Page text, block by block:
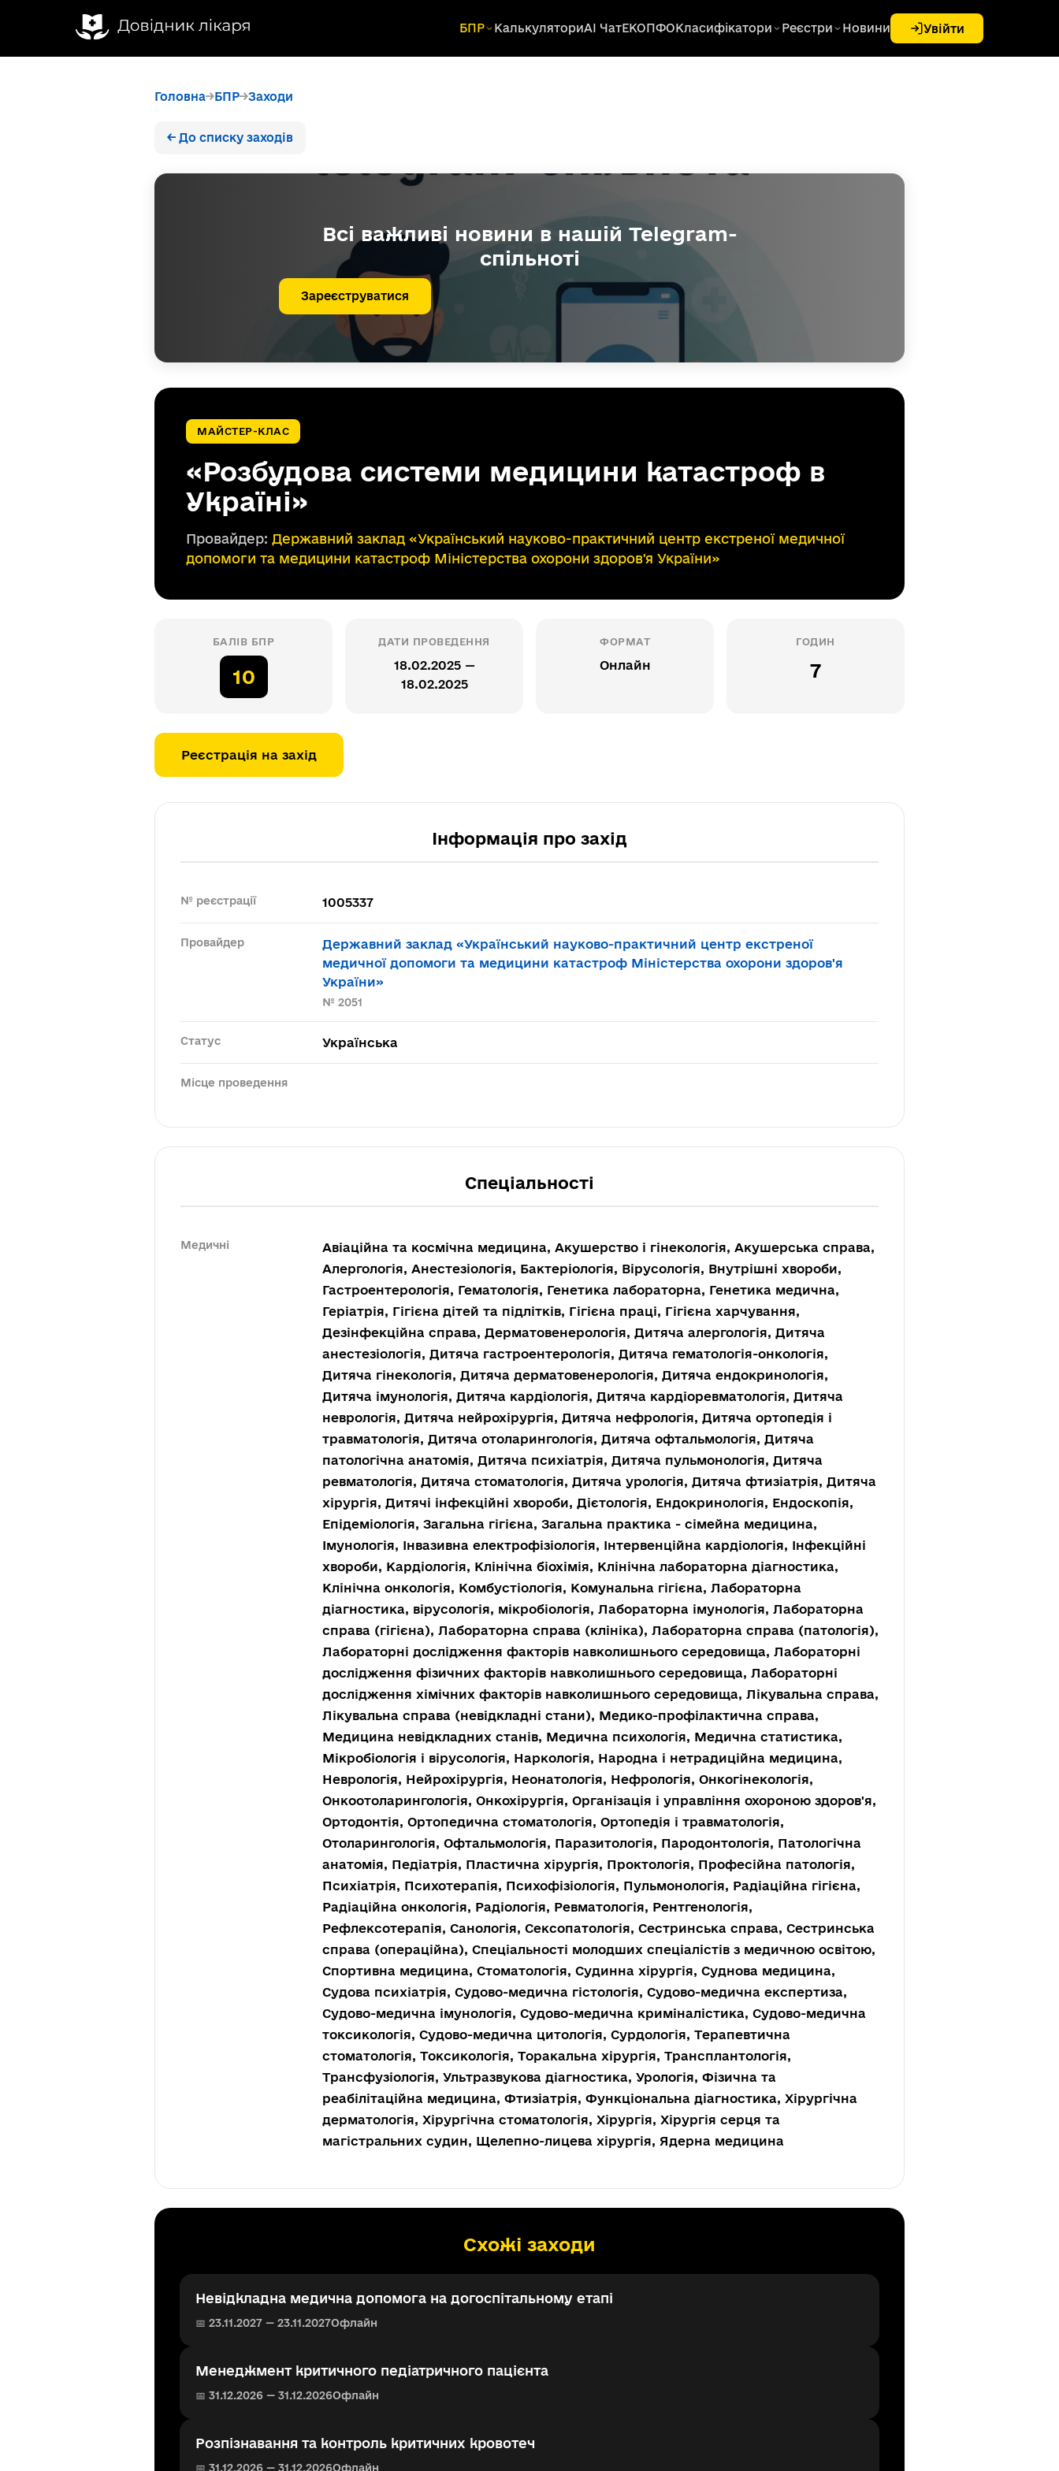
БПР КалькуляториAI ЧатЕКОПФОКласифікатори Реєстри Новини Увійти
Головна БПР Заходи
← До списку заходів
Всі важливі новини в нашій Telegram-
спільноті
Зареєструватися
МАЙСТЕР-КЛАС
«Розбудова системи медицини катастроф в
Україні»
Провайдер: Державний заклад «Український науково-практичний центр екстреної медичної
допомоги та медицини катастроф Міністерства охорони здоров'я України»
БАЛІВ БПР
10
ДАТИ ПРОВЕДЕННЯ
18.02.2025 —
18.02.2025
ФОРМАТ
Онлайн
ГОДИН
7
Реєстрація на захід
Інформація про захід
№ реєстрації 1005337
Провайдер
Державний заклад «Український науково-практичний центр екстреної
медичної допомоги та медицини катастроф Міністерства охорони здоров'я
України»
№ 2051
Статус Українська
Місце проведення
Спеціальності
Медичні
Авіаційна та космічна медицина, Акушерство і гінекологія, Акушерська справа,
Алергологія, Анестезіологія, Бактеріологія, Вірусологія, Внутрішні хвороби,
Гастроентерологія, Гематологія, Генетика лабораторна, Генетика медична,
Геріатрія, Гігієна дітей та підлітків, Гігієна праці, Гігієна харчування,
Дезінфекційна справа, Дерматовенерологія, Дитяча алергологія, Дитяча
анестезіологія, Дитяча гастроентерологія, Дитяча гематологія-онкологія,
Дитяча гінекологія, Дитяча дерматовенерологія, Дитяча ендокринологія,
Дитяча імунологія, Дитяча кардіологія, Дитяча кардіоревматологія, Дитяча
неврологія, Дитяча нейрохірургія, Дитяча нефрологія, Дитяча ортопедія і
травматологія, Дитяча отоларингологія, Дитяча офтальмологія, Дитяча
патологічна анатомія, Дитяча психіатрія, Дитяча пульмонологія, Дитяча
ревматологія, Дитяча стоматологія, Дитяча урологія, Дитяча фтизіатрія, Дитяча
хірургія, Дитячі інфекційні хвороби, Дієтологія, Ендокринологія, Ендоскопія,
Епідеміологія, Загальна гігієна, Загальна практика - сімейна медицина,
Імунологія, Інвазивна електрофізіологія, Інтервенційна кардіологія, Інфекційні
хвороби, Кардіологія, Клінічна біохімія, Клінічна лабораторна діагностика,
Клінічна онкологія, Комбустіологія, Комунальна гігієна, Лабораторна
діагностика, вірусологія, мікробіологія, Лабораторна імунологія, Лабораторна
справа (гігієна), Лабораторна справа (клініка), Лабораторна справа (патологія),
Лабораторні дослідження факторів навколишнього середовища, Лабораторні
дослідження фізичних факторів навколишнього середовища, Лабораторні
дослідження хімічних факторів навколишнього середовища, Лікувальна справа,
Лікувальна справа (невідкладні стани), Медико-профілактична справа,
Медицина невідкладних станів, Медична психологія, Медична статистика,
Мікробіологія і вірусологія, Наркологія, Народна і нетрадиційна медицина,
Неврологія, Нейрохірургія, Неонатологія, Нефрологія, Онкогінекологія,
Онкоотоларингологія, Онкохірургія, Організація і управління охороною здоров'я,
Ортодонтія, Ортопедична стоматологія, Ортопедія і травматологія,
Отоларингологія, Офтальмологія, Паразитологія, Пародонтологія, Патологічна
анатомія, Педіатрія, Пластична хірургія, Проктологія, Професійна патологія,
Психіатрія, Психотерапія, Психофізіологія, Пульмонологія, Радіаційна гігієна,
Радіаційна онкологія, Радіологія, Ревматологія, Рентгенологія,
Рефлексотерапія, Санологія, Сексопатологія, Сестринська справа, Сестринська
справа (операційна), Спеціальності молодших спеціалістів з медичною освітою,
Спортивна медицина, Стоматологія, Судинна хірургія, Суднова медицина,
Судова психіатрія, Судово-медична гістологія, Судово-медична експертиза,
Судово-медична імунологія, Судово-медична криміналістика, Судово-медична
токсикологія, Судово-медична цитологія, Сурдологія, Терапевтична
стоматологія, Токсикологія, Торакальна хірургія, Трансплантологія,
Трансфузіологія, Ультразвукова діагностика, Урологія, Фізична та
реабілітаційна медицина, Фтизіатрія, Функціональна діагностика, Хірургічна
дерматологія, Хірургічна стоматологія, Хірургія, Хірургія серця та
магістральних судин, Щелепно-лицева хірургія, Ядерна медицина
Схожі заходи
Невідкладна медична допомога на догоспітальному етапі
📅 23.11.2027 — 23.11.2027Офлайн
Менеджмент критичного педіатричного пацієнта
📅 31.12.2026 — 31.12.2026Офлайн
Розпізнавання та контроль критичних кровотеч
📅 31.12.2026 — 31.12.2026Офлайн